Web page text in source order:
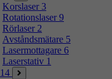
Korslaser 3
Rotationslaser 9
Rörlaser 2
Avståndsmätare 5
Lasermottagare 6
Laserstativ 1
14